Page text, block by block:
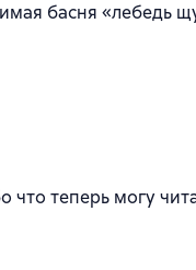
басня «лебедь
что теперь могу